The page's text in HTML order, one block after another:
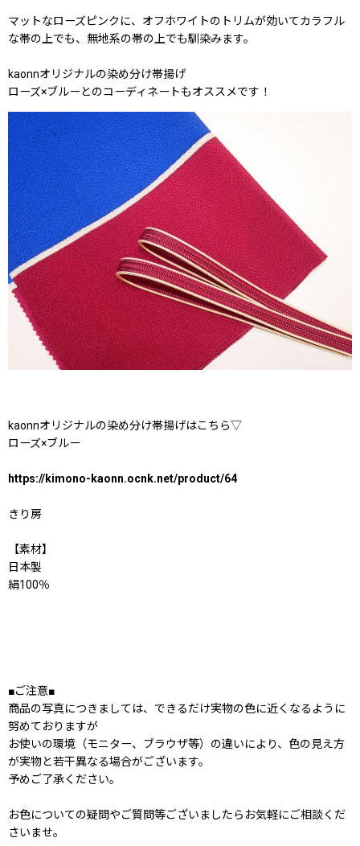
マットなローズピンクに、オフホワイトのトリムが効いてカラフル
な帯の上でも、無地系の帯の上でも馴染みます。
kaonnオリジナルの染め分け帯揚げ
ローズ×ブルーとのコーディネートもオススメです！
kaonnオリジナルの染め分け帯揚げはこちら▽
ローズ×ブルー
https://kimono-kaonn.ocnk.net/product/64
きり房
【素材】
日本製
絹100％
■ご注意■
商品の写真につきましては、できるだけ実物の色に近くなるように
努めておりますが
お使いの環境（モニター、ブラウザ等）の違いにより、色の見え方
が実物と若干異なる場合がございます。
予めご了承ください。
お色についての疑問やご質問等ございましたらお気軽にご相談くだ
さいませ。